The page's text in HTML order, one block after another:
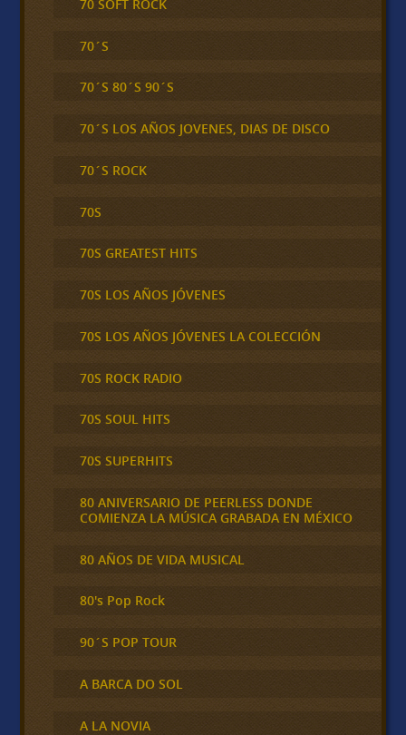
70 SOFT ROCK
70´S
70´S 80´S 90´S
70´S LOS AÑOS JOVENES, DIAS DE DISCO
70´S ROCK
70S
70S GREATEST HITS
70S LOS AÑOS JÓVENES
70S LOS AÑOS JÓVENES LA COLECCIÓN
70S ROCK RADIO
70S SOUL HITS
70S SUPERHITS
80 ANIVERSARIO DE PEERLESS DONDE
COMIENZA LA MÚSICA GRABADA EN MÉXICO
80 AÑOS DE VIDA MUSICAL
80's Pop Rock
90´S POP TOUR
A BARCA DO SOL
A LA NOVIA